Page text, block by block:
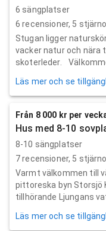
6 sängplatser
6 recensioner, 5
Stugan ligger
vacker natur och nära
skoterleder.
Läs mer och se
Från 8 000 kr per
Hus med 8-10
8-10 sängplatser
7recensioner, 5
Varmt välkommen till
pittoreska byn Storsjö
tillhörande Ljungans
Läs mer och se